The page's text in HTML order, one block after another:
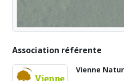
Association référente
Vienne